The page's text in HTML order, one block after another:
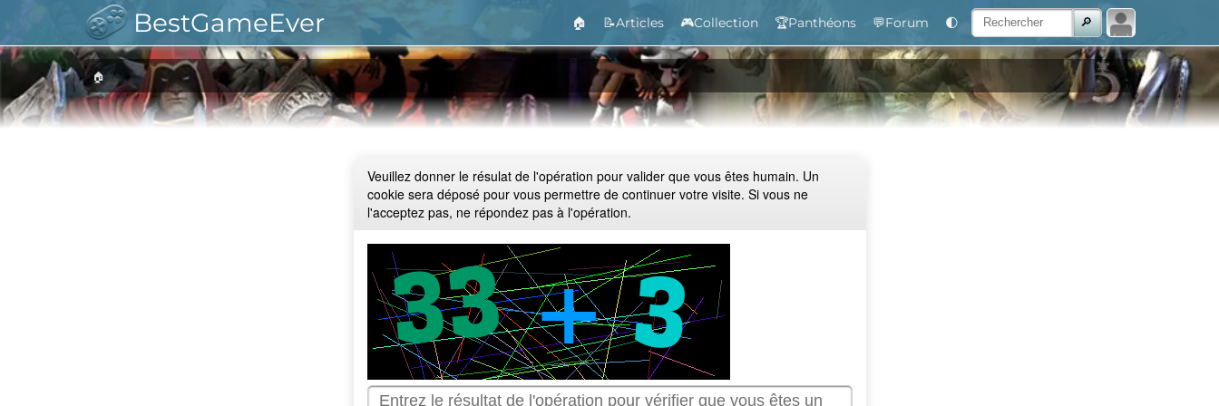
BestGameEver 🏠 📝Articles 🎮Collection 🏆Panthéons 💬Forum 🌓
🏠
Veuillez donner le résulat de l'opération pour valider que vous êtes humain. Un
cookie sera déposé pour vous permettre de continuer votre visite. Si vous ne
l'acceptez pas, ne répondez pas à l'opération.